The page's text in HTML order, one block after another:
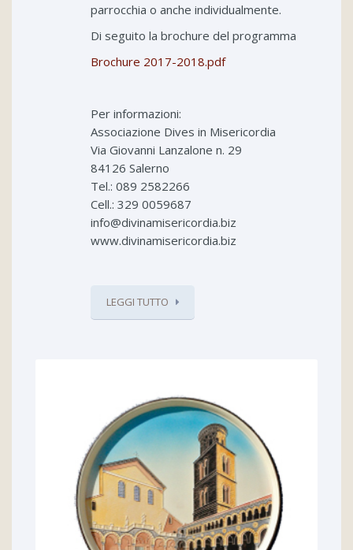
parrocchia o anche individualmente.
Di seguito la brochure del programma
Brochure 2017-2018.pdf
Per informazioni:
Associazione Dives in Misericordia
Via Giovanni Lanzalone n. 29
84126 Salerno
Tel.: 089 2582266
Cell.: 329 0059687
info@divinamisericordia.biz
www.divinamisericordia.biz
LEGGI TUTTO